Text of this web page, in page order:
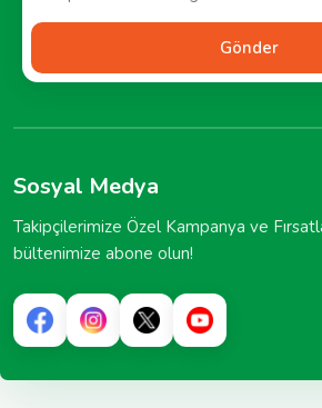
Gönder
Sosyal Medya
Takipçilerimize Özel Kampanya ve
bültenimize abone olun!